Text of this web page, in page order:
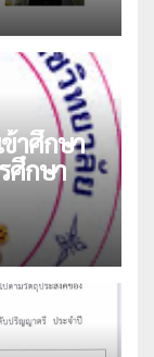
ข้าศึกษา
ศึกษา